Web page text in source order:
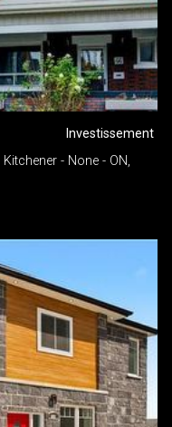
Investissement
Kitchener - None - ON,